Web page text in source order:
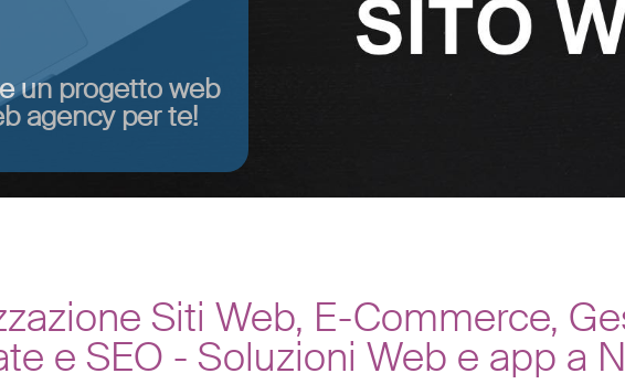
un progetto web
agency per te!
Siti Web, E-Commerce,
e SEO - Soluzioni Web e app a